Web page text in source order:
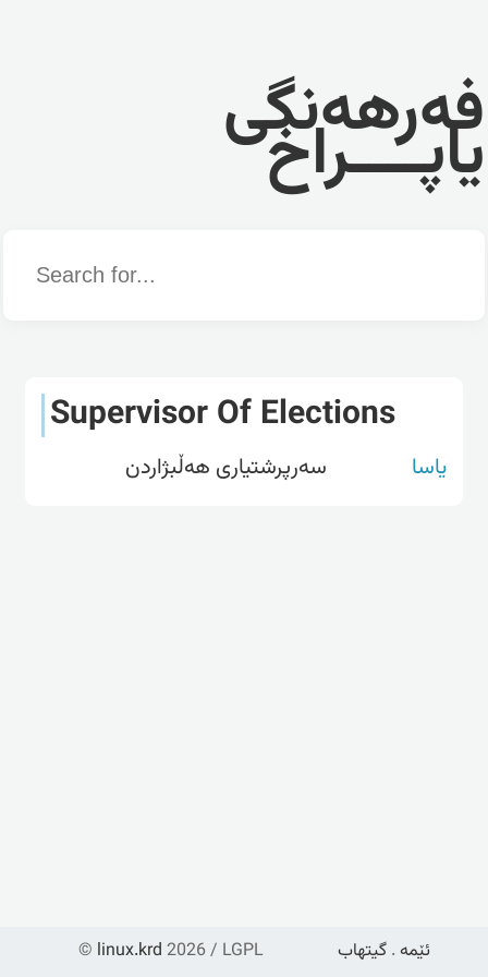
فەرهەنگی
یاپــــراخ
Word
Supervisor Of Elections
یاسا سەرپرشتیاری هەڵبژاردن
© linux.krd 2026 / LGPL ئێمە . گیتهاب